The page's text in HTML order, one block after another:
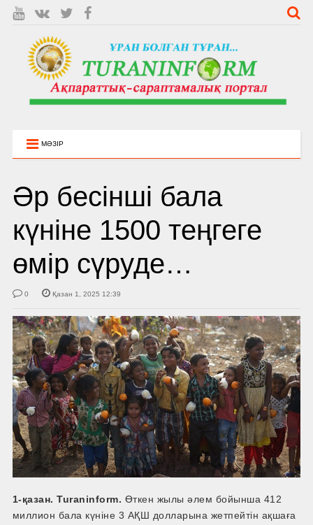
МӘЗІР
Әр бесінші бала
күніне 1500 теңгеге
өмір сүруде…
0 Қазан 1, 2025 12:39
1-қазан. Turaninform. Өткен жылы әлем бойынша 412
миллион бала күніне 3 АҚШ долларына жетпейтін ақшаға